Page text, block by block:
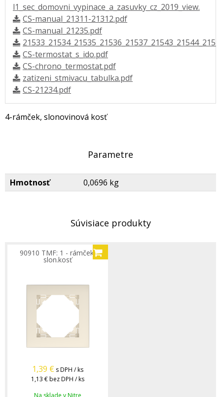
l1_sec_domovni_vypinace_a_zasuvky_cz_2019_view.
CS-manual_21311-21312.pdf
CS-manual_21235.pdf
CS-termostat_s_ido.pdf
CS-chrono_termostat.pdf
zatizeni_stmivacu_tabulka.pdf
CS-21234.pdf
4-rámček, slonovinová kosť
Parametre
Hmotnosť 0,0696 kg
Súvisiace produkty
90910 TMF: 1 - rámček,
slon.kosť
1,39 € s DPH / ks
1,13 €bez DPH / ks
Na sklade v Nitre